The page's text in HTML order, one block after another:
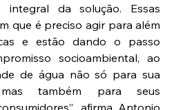
integral da solução. Essas
que é preciso agir para além
e estão dando o passo
socioambiental, ao
de água não só para sua
também para seus
afirma Antonio